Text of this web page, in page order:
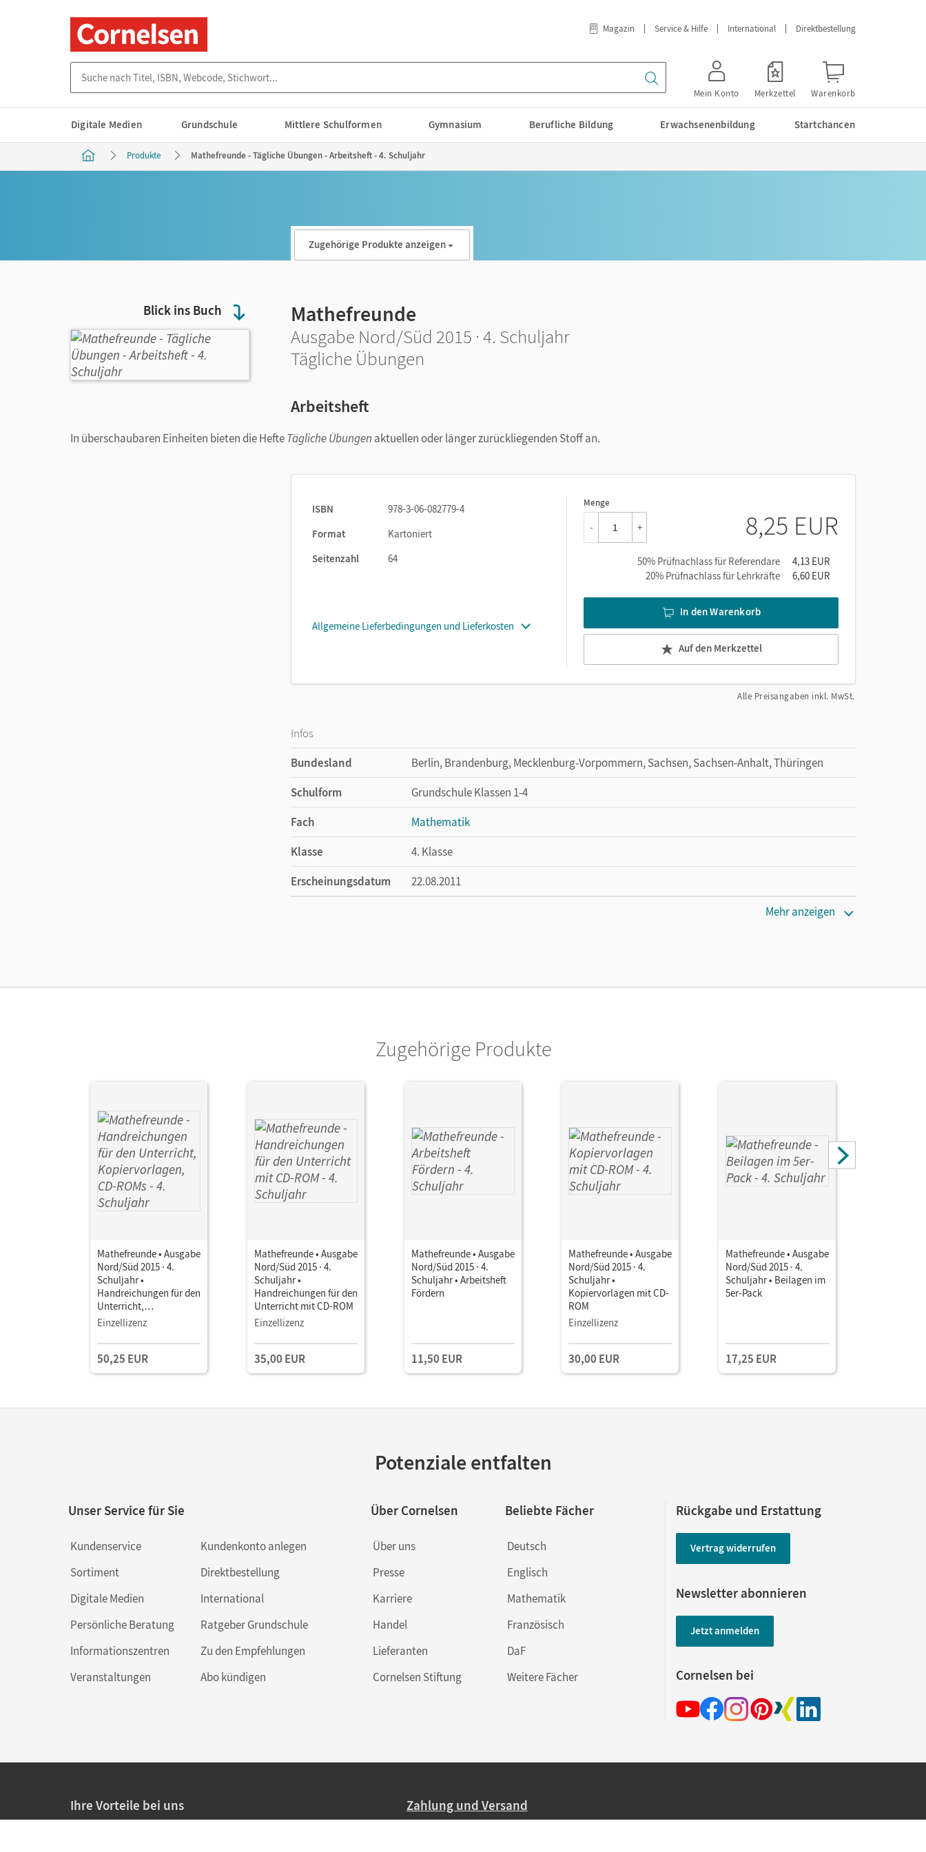
Magazin Service & Hilfe International Direktbestellung
Mein Konto Merkzettel Warenkorb
Digitale Medien Grundschule Mittlere Schulformen Gymnasium Berufliche Bildung Erwachsenenbildung Startchancen
Produkte Mathefreunde - Tägliche Übungen - Arbeitsheft - 4. Schuljahr
Blick ins Buch
Zugehörige Produkte anzeigen
Mathefreunde
Ausgabe Nord/Süd 2015 · 4. Schuljahr
Tägliche Übungen
Arbeitsheft
In überschaubaren Einheiten bieten die HefteTägliche Übungen aktuellen oder länger zurückliegenden Stoff an.
ISBN
978-3-06-082779-4
Format
Kartoniert
Seitenzahl
64
Allgemeine Lieferbedingungen und Lieferkosten
Menge
1
- + 8,25 EUR
50% Prüfnachlass für Referendare
4,13 EUR
20% Prüfnachlass für Lehrkräfte
6,60 EUR
In den Warenkorb
Auf den Merkzettel
Alle Preisangaben inkl. MwSt.
Infos
Bundesland
Berlin, Brandenburg, Mecklenburg-Vorpommern, Sachsen, Sachsen-Anhalt, Thüringen
Schulform
Grundschule Klassen 1-4
Fach
Mathematik
Klasse
4. Klasse
Erscheinungsdatum
22.08.2011
Mehr anzeigen
Zugehörige Produkte
Mathefreunde • Ausgabe
Nord/Süd 2015 · 4.
Schuljahr •
Handreichungen für den
Unterricht,
Kopiervorlagen, CD-
Einzellizenz
50,25 EUR
Mathefreunde • Ausgabe
Nord/Süd 2015 · 4.
Schuljahr •
Handreichungen für den
Unterricht mit CD-ROM
Einzellizenz
35,00 EUR
Mathefreunde • Ausgabe
Nord/Süd 2015 · 4.
Schuljahr • Arbeitsheft
Fördern
11,50 EUR
Mathefreunde • Ausgabe
Nord/Süd 2015 · 4.
Schuljahr •
Kopiervorlagen mit CD-
ROM
Einzellizenz
30,00 EUR
Mathefreunde • Ausgabe
Nord/Süd 2015 · 4.
Schuljahr • Beilagen im
5er-Pack
17,25 EUR
Potenziale entfalten
Unser Service für Sie
Kundenservice
Sortiment
Digitale Medien
Persönliche Beratung
Informationszentren
Veranstaltungen
Kundenkonto anlegen
Direktbestellung
International
Ratgeber Grundschule
Zu den Empfehlungen
Abo kündigen
Über Cornelsen
Über uns
Presse
Karriere
Handel
Lieferanten
Cornelsen Stiftung
Beliebte Fächer
Deutsch
Englisch
Mathematik
Französisch
DaF
Weitere Fächer
Rückgabe und Erstattung
Vertrag widerrufen
Newsletter abonnieren
Jetzt anmelden
Cornelsen bei
Ihre Vorteile bei uns Zahlung und Versand